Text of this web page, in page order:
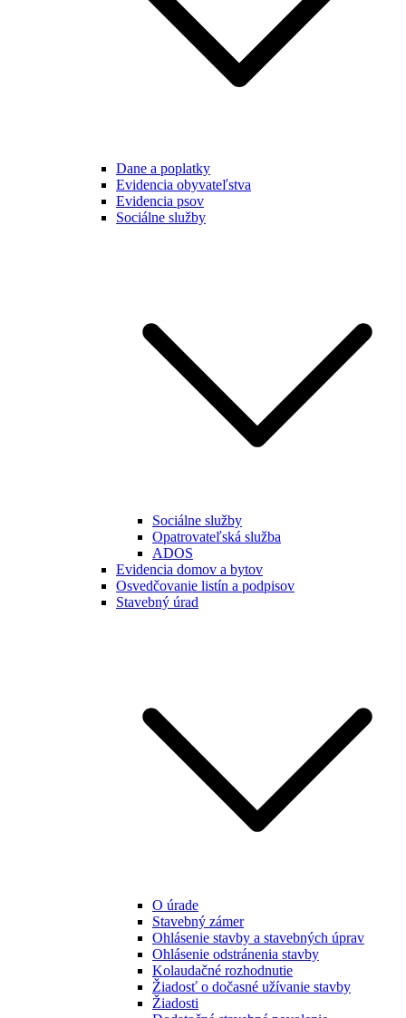
Dane a poplatky
Evidencia obyvateľstva
Evidencia psov
Sociálne služby
Sociálne služby
Opatrovateľská služba
ADOS
Evidencia domov a bytov
Osvedčovanie listín a podpisov
Stavebný úrad
O úrade
Stavebný zámer
Ohlásenie stavby a stavebných úprav
Ohlásenie odstránenia stavby
Kolaudačné rozhodnutie
Žiadosť o dočasné užívanie stavby
Žiadosti